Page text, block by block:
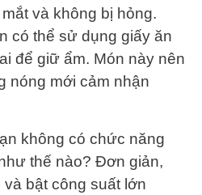
và không bị hỏng.
có thể sử dụng giấy ăn
để giữ ẩm. Món này nên
nóng mới cảm nhận
không có chức năng
thế nào? Đơn giản,
bật công suất lớn